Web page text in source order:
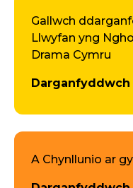
Gallwch
Llwyfan yng
Drama Cymru
A Chynllunio ar